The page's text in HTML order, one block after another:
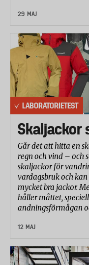
29 MAJ
LABORATORIETEST
Skaljackor
Går det att hitta en
regn och vind – och
skaljackor för
vardagsbruk och
mycket bra jackor.
håller måttet,
andningsförmågan
12 MAJ